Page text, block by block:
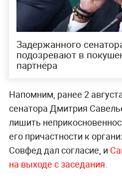
Задержанного
подозревают в
партнёра
Напомним, ранее 2
сенатора Дмитрия
лишить
его причастности к
Совфед дал согласие, и
на выходе с заседания.